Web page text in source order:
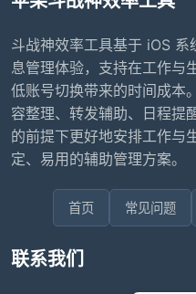
斗战神效率工具基于 iOS
息管理体验，支持在工作与
低账号切换带来的时间成本
容整理、转发辅助、日程提
的前提下更好地安排工作与
定、易用的辅助管理方案。
首页 常见问题
联系我们